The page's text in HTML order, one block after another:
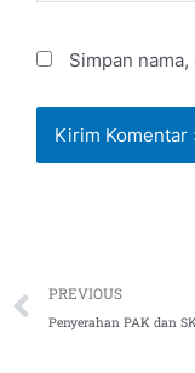
Simpan
Prev
PREVIOUS